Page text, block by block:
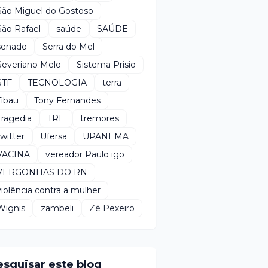
Miguel do Gostoso
Rafael
saúde
SAÚDE
Serra do Mel
Melo
Sistema Prisio
TECNOLOGIA
terra
Tony Fernandes
TRE
tremores
Ufersa
UPANEMA
vereador Paulo igo
DO RN
contra a mulher
zambeli Zé Pexeiro
este blog